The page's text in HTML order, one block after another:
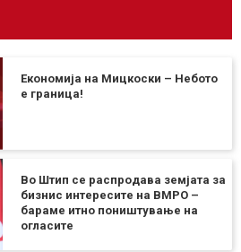
Економија на Мицкоски – Небото
е граница!
Во Штип се распродава земјата за
бизнис интересите на ВМРО –
бараме итно поништување на
огласите